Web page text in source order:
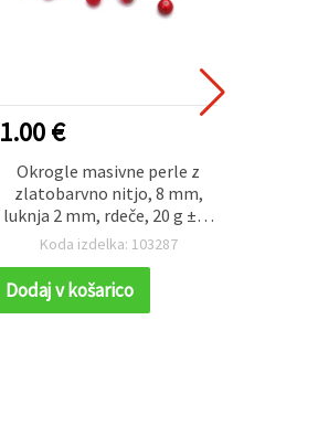
1.00 €
Okrogle masivne perle z
zlatobarvno nitjo, 8 mm,
luknja 2 mm, rdeče, 20 g ±60
kosov
Koda izdelka: 103287
Dodaj v košarico